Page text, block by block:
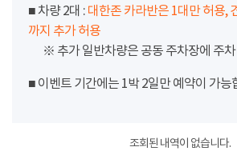
■ 차량 2대 : 대한존 카라반은 1대만 허용,
까지 추가 허용
※ 추가 일반차량은 공동 주차장에 주차
■ 이벤트 기간에는 1박 2일만 예약이 가능
조회된 내역이 없습니다.